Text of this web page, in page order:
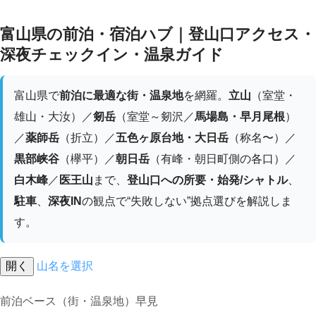
富山県の前泊・宿泊ハブ｜登山口アクセス・
深夜チェックイン・温泉ガイド
富山県で前泊に最適な街・温泉地を網羅。 立山 （室堂・
雄山・大汝）／剱岳 （室堂～剱沢／馬場島・早月尾根）
／薬師岳 （折立）／五色ヶ原台地・大日岳 （称名〜）／
黒部峡谷 （欅平）／朝日岳 （有峰・朝日町側の各口）／
白木峰 ／ 医王山 まで、 登山口への所要・始発/シャトル、
駐車
深夜INの観点で“失敗しない”拠点選びを解説しま
す。
開く 山名を選択
前泊ベース（街・温泉地）早見